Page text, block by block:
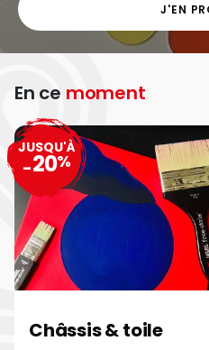
J'EN
En ce moment
Châssis & toile
JUSQU'À
-20%